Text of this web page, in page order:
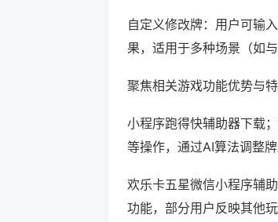
自定义修改牌：用户可输
果，适用于多种场景（如
聚焦相关游戏功能优势与特
小程序跑得快辅助器下载
等操作，通过AI算法调整牌
欢乐卡五星微信小程序辅
功能，部分用户反映其他